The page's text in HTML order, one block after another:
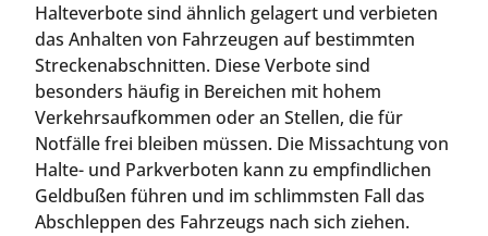
Halteverbote sind ähnlich gelagert und verbieten
das Anhalten von Fahrzeugen auf bestimmten
Streckenabschnitten. Diese Verbote sind
besonders häufig in Bereichen mit hohem
Verkehrsaufkommen oder an Stellen, die für
Notfälle frei bleiben müssen. Die Missachtung von
Halte- und Parkverboten kann zu empfindlichen
Geldbußen führen und im schlimmsten Fall das
Abschleppen des Fahrzeugs nach sich ziehen.